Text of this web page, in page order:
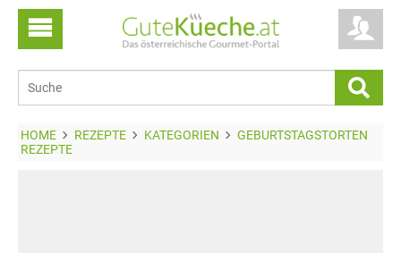
HOME REZEPTE KATEGORIEN
GEBURTSTAGSTORTEN
REZEPTE